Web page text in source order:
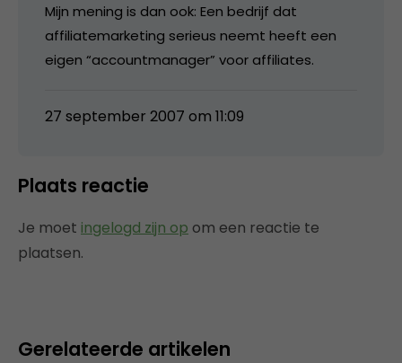
Mijn mening is dan ook: Een bedrijf dat
affiliatemarketing serieus neemt heeft een
eigen “accountmanager” voor affiliates.
27 september 2007 om 11:09
Plaats reactie
Je moet ingelogd zijn op om een reactie te
plaatsen.
Gerelateerde artikelen